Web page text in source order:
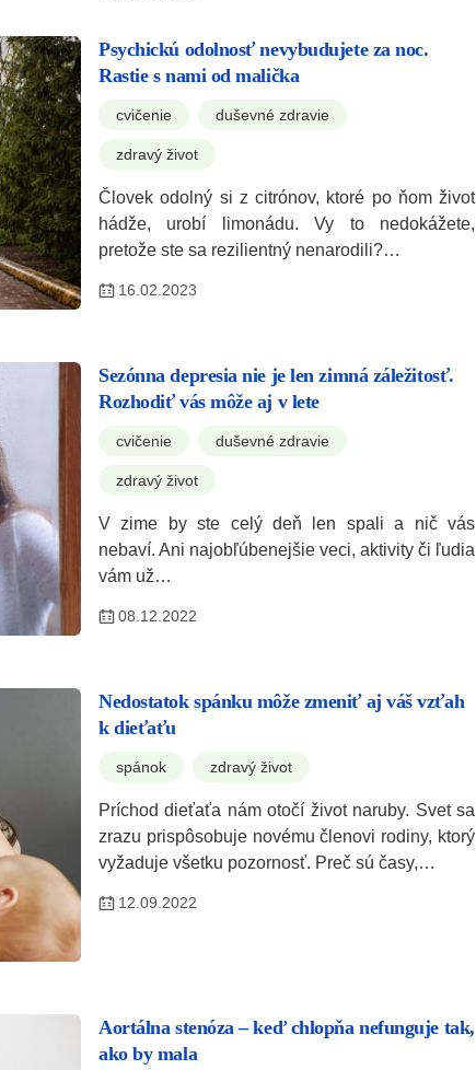
Psychickú odolnosť nevybudujete za noc.
Rastie s nami od malička
cvičenie duševné zdravie
zdravý život
Človek odolný si z citrónov, ktoré po ňom život
hádže, urobí limonádu. Vy to nedokážete,
pretože ste sa rezilientný nenarodili?…
16.02.2023
Sezónna depresia nie je len zimná záležitosť.
Rozhodiť vás môže aj v lete
cvičenie duševné zdravie
zdravý život
V zime by ste celý deň len spali a nič vás
nebaví. Ani najobľúbenejšie veci, aktivity či ľudia
vám už…
08.12.2022
Nedostatok spánku môže zmeniť aj váš vzťah
k dieťaťu
spánok zdravý život
Príchod dieťaťa nám otočí život naruby. Svet sa
zrazu prispôsobuje novému členovi rodiny, ktorý
vyžaduje všetku pozornosť. Preč sú časy,…
12.09.2022
Aortálna stenóza – keď chlopňa nefunguje tak,
ako by mala